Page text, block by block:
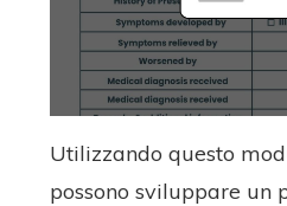
Utilizzando questo
possono sviluppare un